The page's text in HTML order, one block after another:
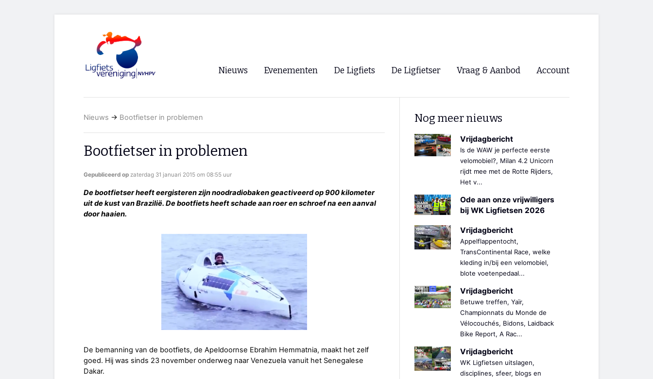
Nieuws Evenementen
WK Ligfietsen 2026
Oliebollentocht
De Ligfiets De Ligfietser
Ligfietsvereninging NVHPV
Lokale Fietsverenigingen
Forum ligfietsers.nl 🡺
Vraag & Aanbod Account
Nieuws → Bootfietser in problemen
Bootfietser in problemen
Gepubliceerd op zaterdag 31 januari 2015 om 08:55 uur
De bootfietser heeft eergisteren zijn noodradiobaken geactiveerd op 900 kilometer
uit de kust van Brazilië. De bootfiets heeft schade aan roer en schroef na een aanval
door haaien.
De bemanning van de bootfiets, de Apeldoornse Ebrahim Hemmatnia, maakt het zelf
goed. Hij was sinds 23 november onderweg naar Venezuela vanuit het Senegalese
Dakar.
Nog meer nieuws
Vrijdagbericht
Is de WAW je perfecte eerste
velomobiel?, Milan 4.2 Unicorn
rijdt mee met de Rotte Rijders,
Het v...
Ode aan onze vrijwilligers
bij WK Ligfietsen 2026
Vrijdagbericht
Appelflappentocht,
TransContinental Race, welke
kleding in/bij een velomobiel,
blote voetenpedaal...
Vrijdagbericht
Betuwe treffen, Yaïr,
Championnats du Monde de
Vélocouchés, Bidons, Laidback
Bike Report, A Rac...
Vrijdagbericht
WK Ligfietsen uitslagen,
disciplines, sfeer, blogs en